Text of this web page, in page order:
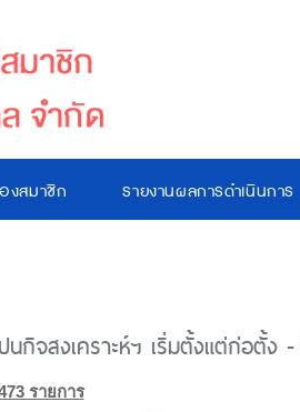
งสมาชิก รายงานผลการดำเนินการ
กิจสงเคราะห์ฯ เริ่มตั้งแต่ก่อตั้ง
รายการ